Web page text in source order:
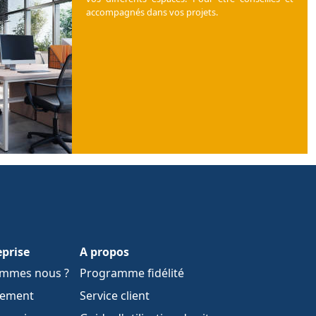
accompagnés dans vos projets.
nous ?
A propos
Programme fidélité
Service client